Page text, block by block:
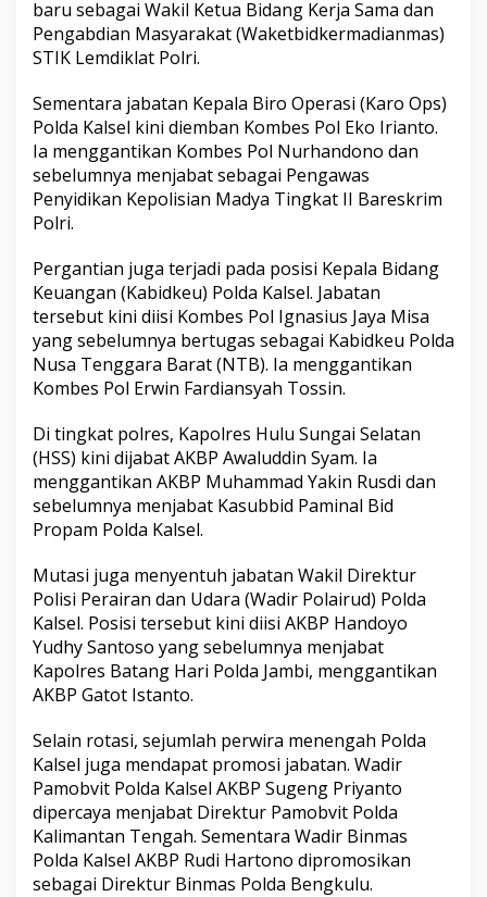
baru sebagai Wakil Ketua Bidang Kerja Sama dan
Pengabdian Masyarakat (Waketbidkermadianmas)
STIK Lemdiklat Polri.
Sementara jabatan Kepala Biro Operasi (Karo Ops)
Polda Kalsel kini diemban Kombes Pol Eko Irianto.
Ia menggantikan Kombes Pol Nurhandono dan
sebelumnya menjabat sebagai Pengawas
Penyidikan Kepolisian Madya Tingkat II Bareskrim
Polri.
Pergantian juga terjadi pada posisi Kepala Bidang
Keuangan (Kabidkeu) Polda Kalsel. Jabatan
tersebut kini diisi Kombes Pol Ignasius Jaya Misa
yang sebelumnya bertugas sebagai Kabidkeu Polda
Nusa Tenggara Barat (NTB). Ia menggantikan
Kombes Pol Erwin Fardiansyah Tossin.
Di tingkat polres, Kapolres Hulu Sungai Selatan
(HSS) kini dijabat AKBP Awaluddin Syam. Ia
menggantikan AKBP Muhammad Yakin Rusdi dan
sebelumnya menjabat Kasubbid Paminal Bid
Propam Polda Kalsel.
Mutasi juga menyentuh jabatan Wakil Direktur
Polisi Perairan dan Udara (Wadir Polairud) Polda
Kalsel. Posisi tersebut kini diisi AKBP Handoyo
Yudhy Santoso yang sebelumnya menjabat
Kapolres Batang Hari Polda Jambi, menggantikan
AKBP Gatot Istanto.
Selain rotasi, sejumlah perwira menengah Polda
Kalsel juga mendapat promosi jabatan. Wadir
Pamobvit Polda Kalsel AKBP Sugeng Priyanto
dipercaya menjabat Direktur Pamobvit Polda
Kalimantan Tengah. Sementara Wadir Binmas
Polda Kalsel AKBP Rudi Hartono dipromosikan
sebagai Direktur Binmas Polda Bengkulu.